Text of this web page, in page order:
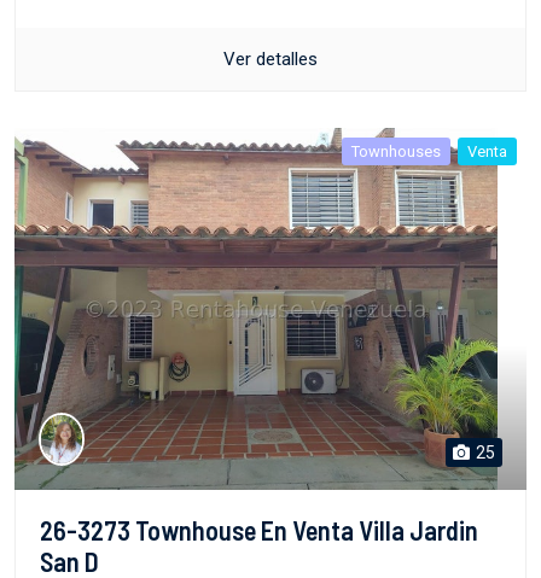
Ver detalles
Townhouses Venta
25
26-3273 Townhouse En Venta Villa Jardin
San D